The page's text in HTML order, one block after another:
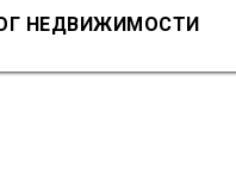
НЕДВИЖИМОСТИ